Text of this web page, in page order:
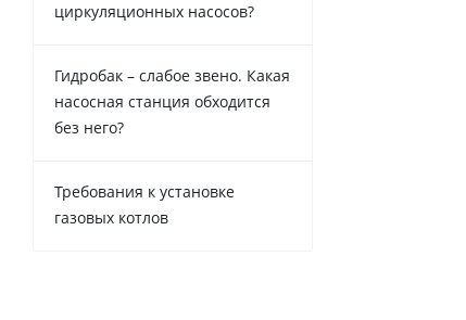
циркуляционных насосов?
Гидробак – слабое звено. Какая
насосная станция обходится
без него?
Требования к установке
газовых котлов